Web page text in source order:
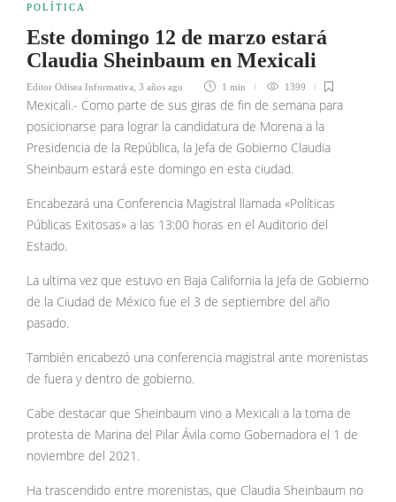
POLÍTICA
Este domingo 12 de marzo estará
Claudia Sheinbaum en Mexicali
Editor Odisea Informativa 3 años ago 1 min 1399
Mexicali.- Como parte de sus giras de fin de semana para
posicionarse para lograr la candidatura de Morena a la
Presidencia de la República, la Jefa de Gobierno Claudia
Sheinbaum estará este domingo en esta ciudad.
Encabezará una Conferencia Magistral llamada «Políticas
Públicas Exitosas» a las 13:00 horas en el Auditorio del
Estado.
La ultima vez que estuvo en Baja California la Jefa de Gobierno
de la Ciudad de México fue el 3 de septiembre del año
pasado.
También encabezó una conferencia magistral ante morenistas
de fuera y dentro de gobierno.
Cabe destacar que Sheinbaum vino a Mexicali a la toma de
protesta de Marina del Pilar Ávila como Gobernadora el 1 de
noviembre del 2021.
Ha trascendido entre morenistas, que Claudia Sheinbaum no